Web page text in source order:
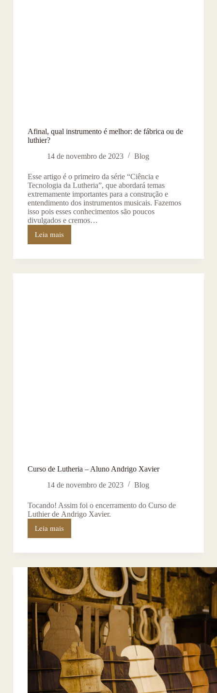
Afinal, qual instrumento é melhor: de fábrica ou de
luthier?
14 de novembro de 2023
Blog
Esse artigo é o primeiro da série “Ciência e
Tecnologia da Lutheria”, que abordará temas
extremamente importantes para a construção e
entendimento dos instrumentos musicais. Fazemos
isso pois esses conhecimentos são poucos
divulgados e cremos…
Leia mais
Curso de Lutheria – Aluno Andrigo Xavier
14 de novembro de 2023
Blog
Tocando! Assim foi o encerramento do Curso de
Luthier de Andrigo Xavier.
Leia mais